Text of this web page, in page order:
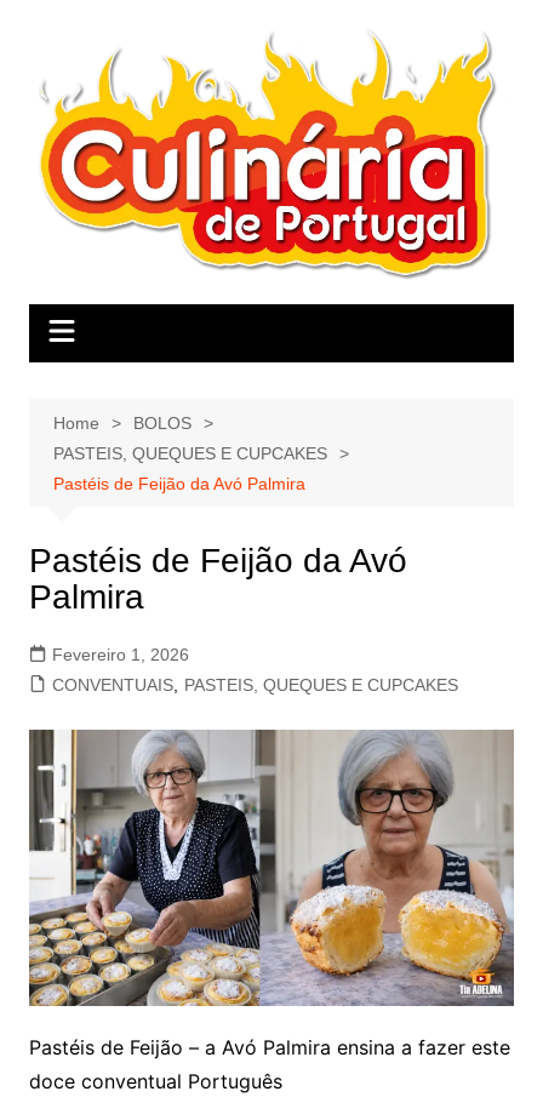
Home
BOLOS
PASTEIS, QUEQUES E CUPCAKES
Pastéis de Feijão da Avó Palmira
Pastéis de Feijão da Avó
Palmira
Fevereiro 1, 2026
CONVENTUAIS, PASTEIS, QUEQUES E CUPCAKES
Pastéis de Feijão – a Avó Palmira ensina a fazer este
doce conventual Português